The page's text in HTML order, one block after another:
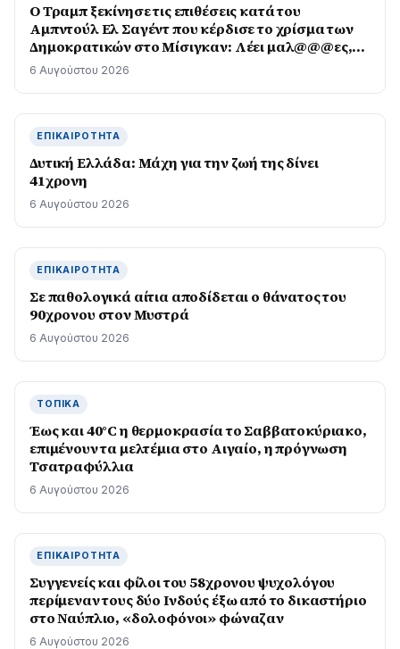
O Τραμπ ξεκίνησε τις επιθέσεις κατά του
Αμπντούλ Ελ Σαγέντ που κέρδισε το χρίσμα των
Δημοκρατικών στο Μίσιγκαν: Λέει μαλ@@@ες,
μισεί τους Εβραίους
6 Αυγούστου 2026
ΕΠΙΚΑΙΡΌΤΗΤΑ
Δυτική Ελλάδα: Μάχη για την ζωή της δίνει
41χρονη
6 Αυγούστου 2026
ΕΠΙΚΑΙΡΌΤΗΤΑ
Σε παθολογικά αίτια αποδίδεται ο θάνατος του
90χρονου στον Μυστρά
6 Αυγούστου 2026
ΤΟΠΙΚΆ
Έως και 40°C η θερμοκρασία το Σαββατοκύριακο,
επιμένουν τα μελτέμια στο Αιγαίο, η πρόγνωση
Τσατραφύλλια
6 Αυγούστου 2026
ΕΠΙΚΑΙΡΌΤΗΤΑ
Συγγενείς και φίλοι του 58χρονου ψυχολόγου
περίμεναν τους δύο Ινδούς έξω από το δικαστήριο
στο Ναύπλιο, «δολοφόνοι» φώναζαν
6 Αυγούστου 2026